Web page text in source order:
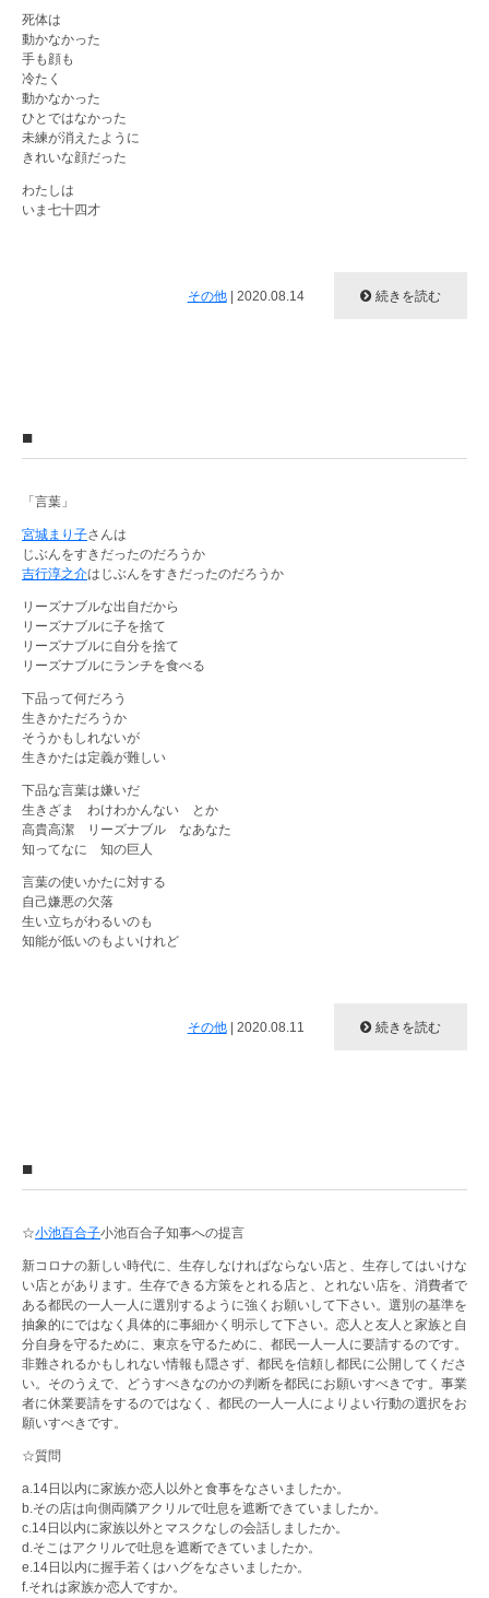
死体は
動かなかった
手も顔も
冷たく
動かなかった
ひとではなかった
未練が消えたように
きれいな顔だった
わたしは
いま七十四才
その他| 2020.08.14 続きを読む
■
「言葉」
宮城まり子さんは
じぶんをすきだったのだろうか
吉行淳之介はじぶんをすきだったのだろうか
リーズナブルな出自だから
リーズナブルに子を捨て
リーズナブルに自分を捨て
リーズナブルにランチを食べる
下品って何だろう
生きかただろうか
そうかもしれないが
生きかたは定義が難しい
下品な言葉は嫌いだ
生きざま わけわかんない とか
高貴高潔 リーズナブル なあなた
知ってなに 知の巨人
言葉の使いかたに対する
自己嫌悪の欠落
生い立ちがわるいのも
知能が低いのもよいけれど
その他| 2020.08.11 続きを読む
■
☆小池百合子小池百合子知事への提言
新コロナの新しい時代に、生存しなければならない店と、生存してはいけな
い店とがあります。生存できる方策をとれる店と、とれない店を、消費者で
ある都民の一人一人に選別するように強くお願いして下さい。選別の基準を
抽象的にではなく具体的に事細かく明示して下さい。恋人と友人と家族と自
分自身を守るために、東京を守るために、都民一人一人に要請するのです。
非難されるかもしれない情報も隠さず、都民を信頼し都民に公開してくださ
い。そのうえで、どうすべきなのかの判断を都民にお願いすべきです。事業
者に休業要請をするのではなく、都民の一人一人によりよい行動の選択をお
願いすべきです。
☆質問
a.14日以内に家族か恋人以外と食事をなさいましたか。
b.その店は向側両隣アクリルで吐息を遮断できていましたか。
c.14日以内に家族以外とマスクなしの会話しましたか。
d.そこはアクリルで吐息を遮断できていましたか。
e.14日以内に握手若くはハグをなさいましたか。
f.それは家族か恋人ですか。